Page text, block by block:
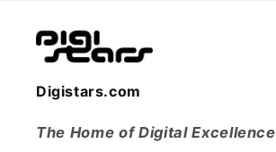
Digistars.com
The Home of Digital Excellence